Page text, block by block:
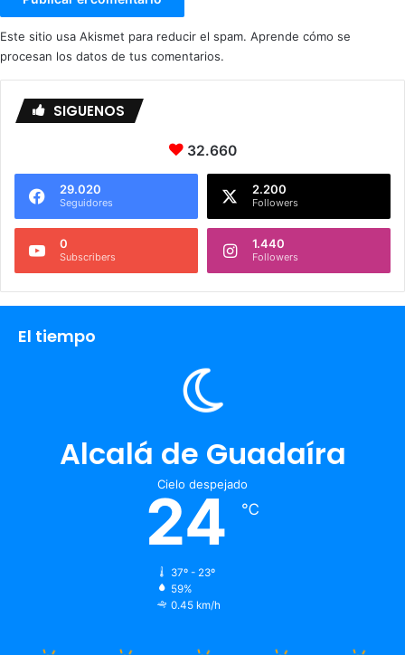
b
l
i
Este sitio usa Akismet para reducir el spam. Aprende cómo se
procesan los datos de tus comentarios.
SIGUENOS
32.660
29.020
Seguidores
2.200
Followers
0
Subscribers
1.440
Followers
El tiempo
Alcalá de Guadaíra
Cielo despejado
24 ℃
37º - 23º
59%
0.45 km/h